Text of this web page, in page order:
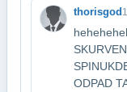
thorisgod
ODPAD